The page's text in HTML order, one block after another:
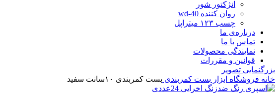
انژکتور شور
روان کننده wd-40
چسب ۱۲۳ میتراپل
درباره‌ی ما
تماس با ما
نمایندگی محصولات
قوانین و مقررات
بزرگنمایی تصویر
خانه فروشگاه ابزار بست کمربندی بست کمربندی ۱۰سانت سفید